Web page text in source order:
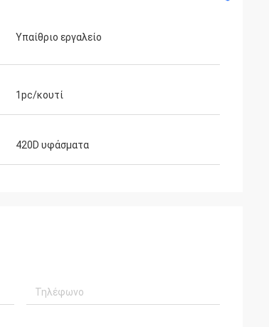
Υπαίθριο εργαλείο
1pc/κουτί
420D υφάσματα